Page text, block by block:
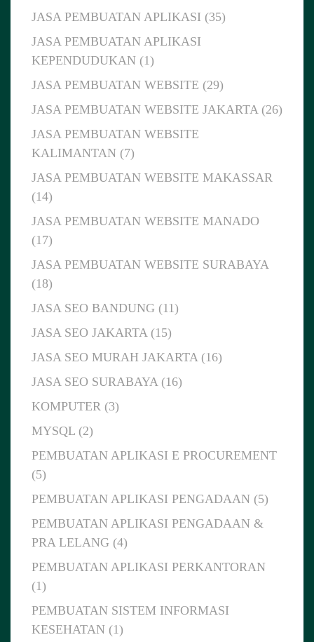
JASA PEMBUATAN APLIKASI (35)
JASA PEMBUATAN APLIKASI
KEPENDUDUKAN (1)
JASA PEMBUATAN WEBSITE (29)
JASA PEMBUATAN WEBSITE JAKARTA (26)
JASA PEMBUATAN WEBSITE
KALIMANTAN (7)
JASA PEMBUATAN WEBSITE MAKASSAR
(14)
JASA PEMBUATAN WEBSITE MANADO
(17)
JASA PEMBUATAN WEBSITE SURABAYA
(18)
JASA SEO BANDUNG (11)
JASA SEO JAKARTA (15)
JASA SEO MURAH JAKARTA (16)
JASA SEO SURABAYA (16)
KOMPUTER (3)
MYSQL (2)
PEMBUATAN APLIKASI E PROCUREMENT
(5)
PEMBUATAN APLIKASI PENGADAAN (5)
PEMBUATAN APLIKASI PENGADAAN &
PRA LELANG (4)
PEMBUATAN APLIKASI PERKANTORAN
(1)
PEMBUATAN SISTEM INFORMASI
KESEHATAN (1)